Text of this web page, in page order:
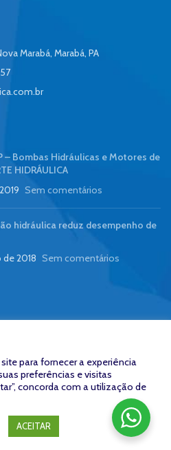
Marabá, Marabá, PA
– Bombas Hidráulicas e Motores de
HIDRÁULICA
Sem comentários
hidráulica reduz desempenho de
2018 Sem comentários
por: Agência ZeroumStudio -
para fornecer a experiência
preferências e visitas
concorda com a utilização de
ACEITAR